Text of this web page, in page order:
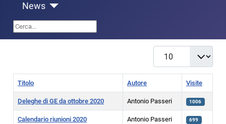
News
Cerca...
Titolo Autore Visite
Deleghe di GE da ottobre 2020 Antonio Passeri 1006
Calendario riunioni 2020 Antonio Passeri 699